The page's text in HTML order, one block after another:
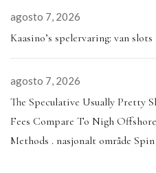
agosto 7, 2026
Kaasino’s spelervaring: van
agosto 7, 2026
The Speculative Usually Pretty
Fees Compare To Nigh
Methods . nasjonalt område